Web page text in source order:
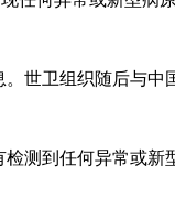
世卫组织随后与
测到任何异常或